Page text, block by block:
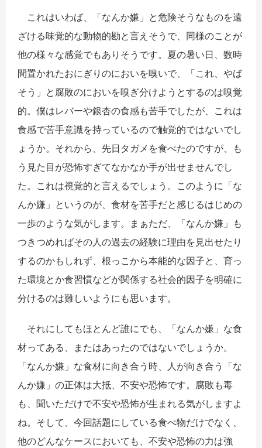
これはいわば、「なんか嫌」と危険そうなものを遠
ざける味覚的な動物的勘と言えそうで、同様のことが
他の様々な感覚でもありそうです。夏の暑い日、数時
間置かれたおにぎりのにおいを嗅いで、「これ、やば
そう」と腐敗のにおいを嗅ぎ分けようとするのは嗅覚
的。僕はレバーや銀杏の食感も苦手でしたが、これは
食感で苦手意識を持っているので触覚的ではないでし
ょうか。それから、先日タガメを食べたのですが、も
う見た目が恐怖すぎてなかなか手が出せませんでし
た。これは視覚的と言えるでしょう。このように「な
んか嫌」というのが、食材を苦手だと感じるはじめの
一歩のような気がします。まぁただ、「なんか嫌」も
つきつめればその人の過去の経験に理由を見出せたり
するのかもしれず、根っこから本能的な因子と、育っ
た環境とか食習慣などが関係する社会的因子を明確に
分けるのは難しいようにも思います。
それにしてもほとんど誰にでも、「なんか嫌」な食
材ってある、またはあったのではないでしょうか。
「なんか嫌」な食材に向き合う時、人が向き合う「な
んか嫌」の正体は大抵、不安や恐怖です。腐敗も毒
も、聞いただけで不安や恐怖が生まれる気がしますよ
ね。そして、今回話題にしている食べ物だけでなく、
他のどんなケースにおいても、不安や恐怖の力は強